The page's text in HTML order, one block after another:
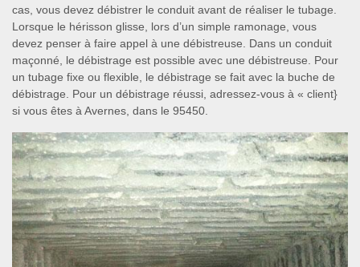
cas, vous devez débistrer le conduit avant de réaliser le tubage.
Lorsque le hérisson glisse, lors d’un simple ramonage, vous
devez penser à faire appel à une débistreuse. Dans un conduit
maçonné, le débistrage est possible avec une débistreuse. Pour
un tubage fixe ou flexible, le débistrage se fait avec la buche de
débistrage. Pour un débistrage réussi, adressez-vous à « client}
si vous êtes à Avernes, dans le 95450.